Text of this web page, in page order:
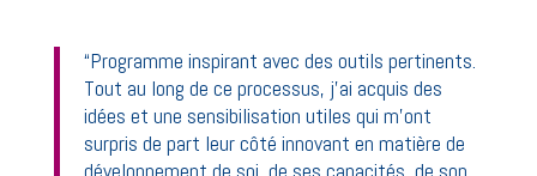
“Programme inspirant avec des outils pertinents.
Tout au long de ce processus, j’ai acquis des
idées et une sensibilisation utiles qui m’ont
surpris de part leur côté innovant en matière de